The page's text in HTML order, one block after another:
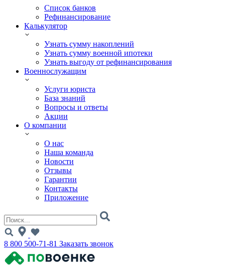
Список банков
Рефинансирование
Калькулятор
Узнать сумму накоплений
Узнать сумму военной ипотеки
Узнать выгоду от рефинансирования
Военнослужащим
Услуги юриста
База знаний
Вопросы и ответы
Акции
О компании
О нас
Наша команда
Новости
Отзывы
Гарантии
Контакты
Приложение
8 800 500-71-81 Заказать звонок